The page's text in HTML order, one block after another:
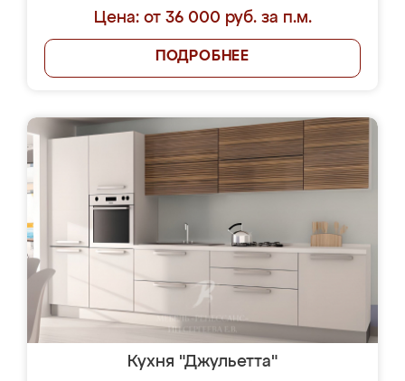
Цена: от 36 000 руб. за п.м.
ПОДРОБНЕЕ
Кухня "Джульетта"